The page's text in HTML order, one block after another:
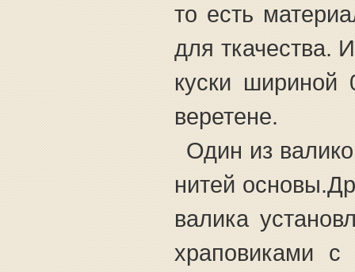
то есть
для ткачества.
куски шириной
веретене.
Один из
нитей
валика
храповиками